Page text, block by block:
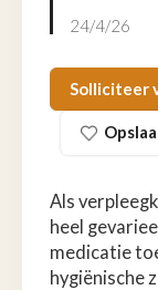
24/4/26
Solliciteer
Als
heel
medicatie
hygiënische